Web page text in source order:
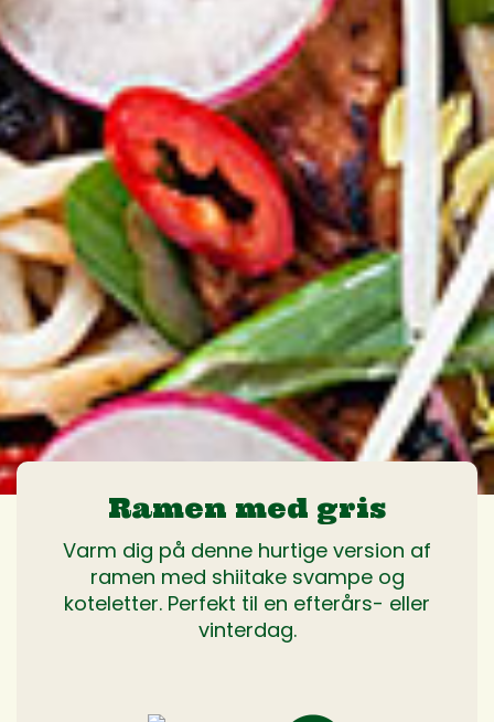
Ramen med gris
Varm dig på denne hurtige version af
ramen med shiitake svampe og
koteletter. Perfekt til en efterårs- eller
vinterdag.